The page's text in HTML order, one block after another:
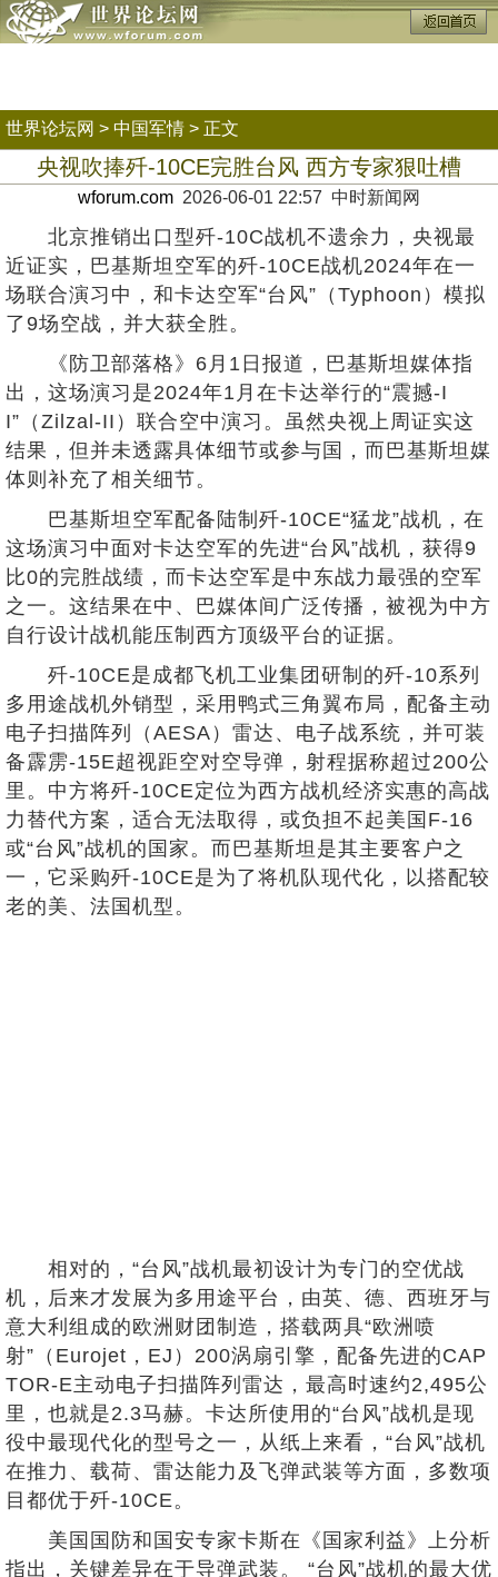
世界论坛网 > 中国军情 > 正文
央视吹捧歼-10CE完胜台风 西方专家狠吐槽
wforum.com 2026-06-01 22:57 中时新闻网
北京推销出口型歼-10C战机不遗余力，央视最
近证实，巴基斯坦空军的歼-10CE战机2024年在一
场联合演习中，和卡达空军“台风”（Typhoon）模拟
了9场空战，并大获全胜。
《防卫部落格》6月1日报道，巴基斯坦媒体指
出，这场演习是2024年1月在卡达举行的“震撼-I
I”（Zilzal-II）联合空中演习。虽然央视上周证实这
结果，但并未透露具体细节或参与国，而巴基斯坦媒
体则补充了相关细节。
巴基斯坦空军配备陆制歼-10CE“猛龙”战机，在
这场演习中面对卡达空军的先进“台风”战机，获得9
比0的完胜战绩，而卡达空军是中东战力最强的空军
之一。这结果在中、巴媒体间广泛传播，被视为中方
自行设计战机能压制西方顶级平台的证据。
歼-10CE是成都飞机工业集团研制的歼-10系列
多用途战机外销型，采用鸭式三角翼布局，配备主动
电子扫描阵列（AESA）雷达、电子战系统，并可装
备霹雳-15E超视距空对空导弹，射程据称超过200公
里。中方将歼-10CE定位为西方战机经济实惠的高战
力替代方案，适合无法取得，或负担不起美国F-16
或“台风”战机的国家。而巴基斯坦是其主要客户之
一，它采购歼-10CE是为了将机队现代化，以搭配较
老的美、法国机型。
相对的，“台风”战机最初设计为专门的空优战
机，后来才发展为多用途平台，由英、德、西班牙与
意大利组成的欧洲财团制造，搭载两具“欧洲喷
射”（Eurojet，EJ）200涡扇引擎，配备先进的CAP
TOR-E主动电子扫描阵列雷达，最高时速约2,495公
里，也就是2.3马赫。卡达所使用的“台风”战机是现
役中最现代化的型号之一，从纸上来看，“台风”战机
在推力、载荷、雷达能力及飞弹武装等方面，多数项
目都优于歼-10CE。
美国国防和国安专家卡斯在《国家利益》上分析
指出，关键差异在于导弹武装。 “台风”战机的最大优